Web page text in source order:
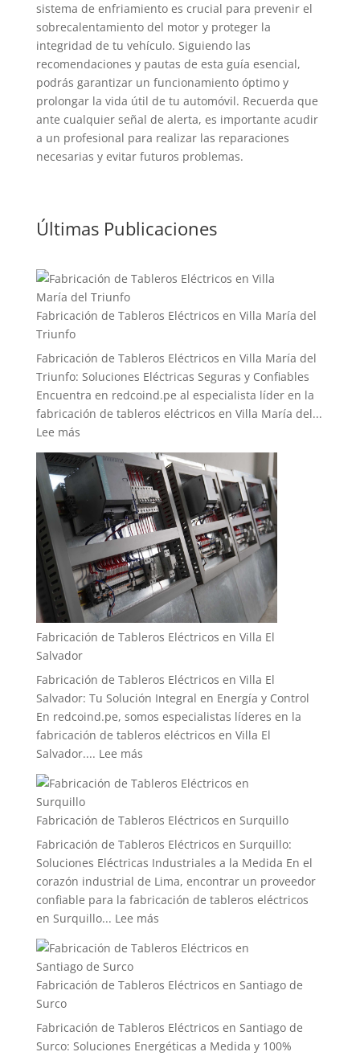
sistema de enfriamiento es crucial para prevenir el
sobrecalentamiento del motor y proteger la
integridad de tu vehículo. Siguiendo las
recomendaciones y pautas de esta guía esencial,
podrás garantizar un funcionamiento óptimo y
prolongar la vida útil de tu automóvil. Recuerda que
ante cualquier señal de alerta, es importante acudir
a un profesional para realizar las reparaciones
necesarias y evitar futuros problemas.
Últimas Publicaciones
Fabricación de Tableros Eléctricos en Villa María del
Triunfo
Fabricación de Tableros Eléctricos en Villa María del
Triunfo: Soluciones Eléctricas Seguras y Confiables
Encuentra en redcoind.pe al especialista líder en la
fabricación de tableros eléctricos en Villa María del...
Lee más:
Fabricación
de
Tableros
Eléctricos
en
Villa
María
del
Triunfo
Fabricación de Tableros Eléctricos en Villa El
Salvador
Fabricación de Tableros Eléctricos en Villa El
Salvador: Tu Solución Integral en Energía y Control
En redcoind.pe, somos especialistas líderes en la
fabricación de tableros eléctricos en Villa El
Salvador.... Lee más:
de
Eléctricos
en
Villa
El
Salvador
Fabricación de Tableros Eléctricos en Surquillo
Fabricación de Tableros Eléctricos en Surquillo:
Soluciones Eléctricas Industriales a la Medida En el
corazón industrial de Lima, encontrar un proveedor
confiable para la fabricación de tableros eléctricos
en Surquillo... Lee más:
de
Eléctricos
Surquillo
Fabricación de Tableros Eléctricos en Santiago de
Surco
Fabricación de Tableros Eléctricos en Santiago de
Surco: Soluciones Energéticas a Medida y 100%